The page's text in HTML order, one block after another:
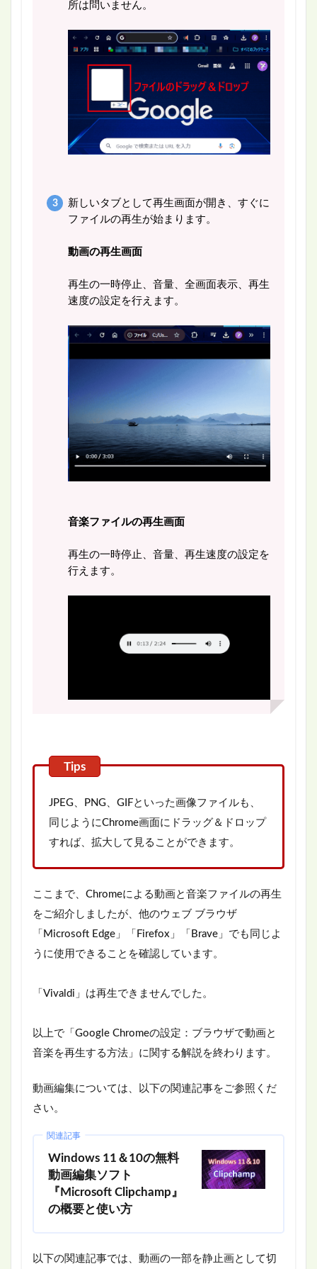
所は問いません。
新しいタブとして再生画面が開き、すぐに
ファイルの再生が始まります。
動画の再生画面
再生の一時停止、音量、全画面表示、再生
速度の設定を行えます。
音楽ファイルの再生画面
再生の一時停止、音量、再生速度の設定を
行えます。
JPEG、PNG、GIFといった画像ファイルも、
同じようにChrome画面にドラッグ＆ドロップ
すれば、拡大して見ることができます。
ここまで、Chromeによる動画と音楽ファイルの再生
をご紹介しましたが、他のウェブ ブラウザ
「Microsoft Edge」「Firefox」「Brave」でも同じよ
うに使用できることを確認しています。
「Vivaldi」は再生できませんでした。
以上で「Google Chromeの設定：ブラウザで動画と
音楽を再生する方法」に関する解説を終わります。
動画編集については、以下の関連記事をご参照くだ
さい。
関連記事
Windows 11＆10の無料
動画編集ソフト
『Microsoft Clipchamp』
の概要と使い方
以下の関連記事では、動画の一部を静止画として切